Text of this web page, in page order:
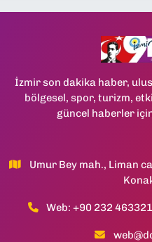
İzmir son dakika haber,
bölgesel, spor, turizm,
güncel haberler
Umur Bey mah., Liman
Web: +90 232